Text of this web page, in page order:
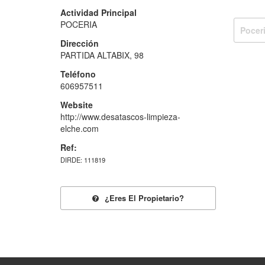
Actividad Principal
POCERIA
Dirección
PARTIDA ALTABIX, 98
Teléfono
606957511
Website
http://www.desatascos-limpieza-
elche.com
Ref:
DIRDE: 111819
¿eres El Propietario?